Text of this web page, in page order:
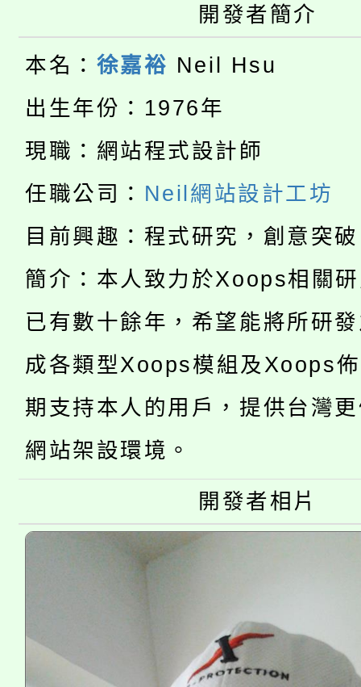
程，歡迎學生輔導中心
心理、諮商輔導、社會
系所師生報名參加。
縣市「校園短影音徵
門員」簡章及活動海報
踴躍報名參加。
桃園市115學年度學生
要點
「桃園市補助參觀特色
展演活動實施計畫」
115年度「教育部表揚
義教育推展貢獻獎」
「2026 ART TAIPEI臺
博覽會」之「藝術教育
「2026金融保險知識
車」活動
桃園市115學年度學生
生本土語及新住民語歌
代理(課)教師甄選結果
公告本校115學年度第
轉知中國文化大學推廣
《TA101》溝通分析基
心理、諮商輔導、社會
系所師生報名參加。
轉知苗栗縣政府辦理
縣市「校園短影音徵選
門員」簡章及活動海報
踴躍報名參加。
桃園市115學年度學生
要點
「桃園市補助參觀特色
展演活動實施計畫」
115年度「教育部表揚
義教育推展貢獻獎」
「2026 ART TAIPEI臺
博覽會」之「藝術教育
開發者簡介
本名： 徐嘉裕 Neil Hsu
出生年份：1976年
現職：網站程式設計師
任職公司： Neil網站設計工坊
目前興趣：程式研究，創意突
簡介：本人致力於Xoops相關
已有數十餘年，希望能將所研
成各類型Xoops模組及Xoops
期支持本人的用戶，提供台灣
網站架設環境。
開發者相片